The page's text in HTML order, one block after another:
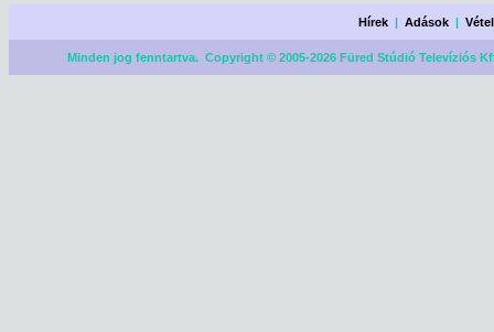
Hírek |Adások |
Minden jog fenntartva. Copyright © 2005-2026 Füred Stúdió Televíziós